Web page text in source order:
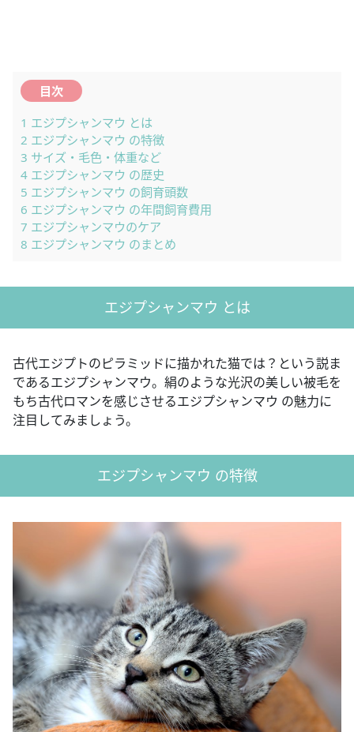
目次
1 エジプシャンマウ とは
2 エジプシャンマウ の特徴
3 サイズ・毛色・体重など
4 エジプシャンマウ の歴史
5 エジプシャンマウ の飼育頭数
6 エジプシャンマウ の年間飼育費用
7 エジプシャンマウのケア
8 エジプシャンマウ のまとめ
エジプシャンマウ とは
古代エジプトのピラミッドに描かれた猫では？という説ま
であるエジプシャンマウ。絹のような光沢の美しい被毛を
もち古代ロマンを感じさせるエジプシャンマウ の魅力に
注目してみましょう。
エジプシャンマウ の特徴